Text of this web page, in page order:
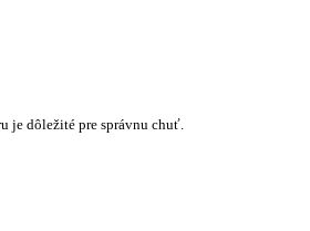
je dôležité pre správnu chuť.